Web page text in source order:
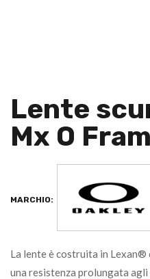
Lente
Mx O
MARCHIO:
La lente è costruita in
una resistenza prolungata